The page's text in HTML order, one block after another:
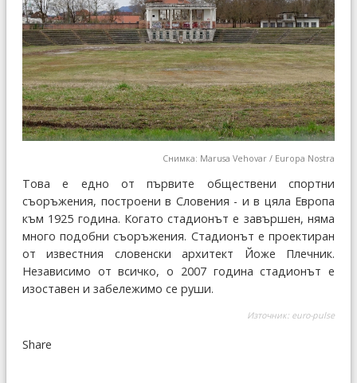
Снимка: Marusa Vehovar / Europa Nostra
Това е едно от първите обществени спортни
съоръжения, построени в Словения - и в цяла Европа
към 1925 година. Когато стадионът е завършен, няма
много подобни съоръжения. Стадионът е проектиран
от известния словенски архитект Йоже Плечник.
Независимо от всичко, о 2007 година стадионът е
изоставен и забележимо се руши.
Източник: euro-pulse
Share